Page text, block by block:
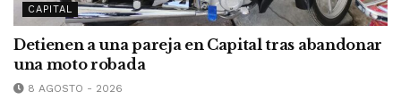
CAPITAL
Detienen a una pareja en Capital tras abandonar
una moto robada
8 AGOSTO - 2026